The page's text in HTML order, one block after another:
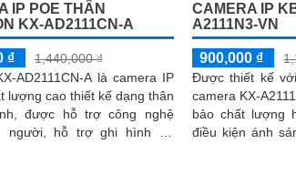
IP POE THÂN
KX-AD2111CN-A
₫
1,440,000 ₫
AD2111CN-A là camera IP
lượng cao thiết kế dạng thân
được hỗ trợ công nghệ
người, hỗ trợ ghi hình độ
CAMERA IP
A2111N3-VN
900,000 ₫
Được thiết kế
camera KX-
bảo chất lượng
điều kiện ánh sáng yếu.